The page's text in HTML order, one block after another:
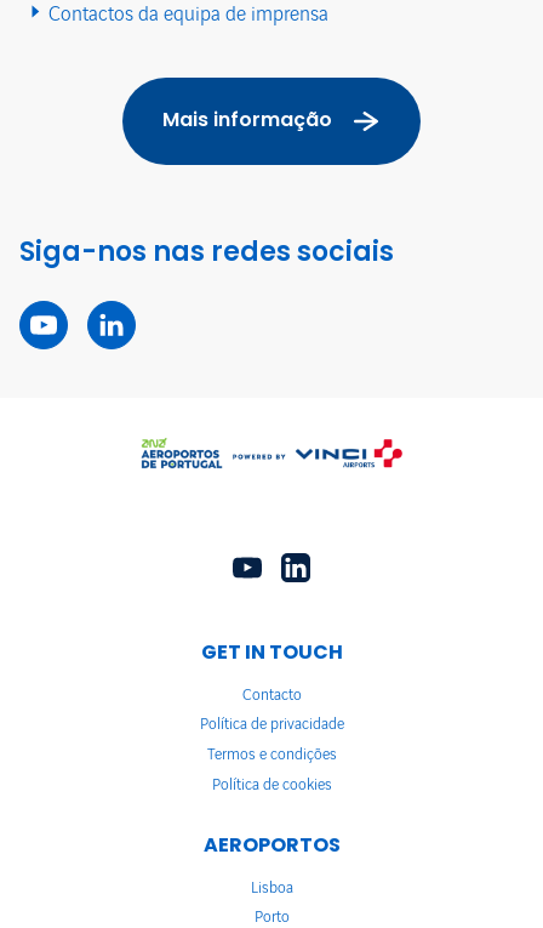
Contactos da equipa de imprensa
Mais informação
Siga-nos nas redes sociais
GET IN TOUCH
Contacto
Política de privacidade
Termos e condições
Política de cookies
AEROPORTOS
Lisboa
Porto